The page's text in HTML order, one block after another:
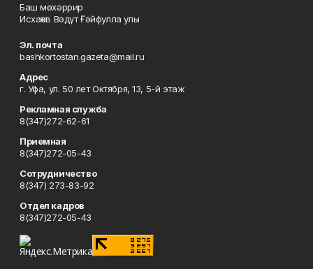
Баш мөхәррир
Исхаҡов Вәдүт Ғәйфулла улы
Эл. почта
bashkortostan.gazeta@mail.ru
Адрес
г. Уфа, ул. 50 лет Октября, 13, 5-й этаж
Рекламная служба
8(347)272-62-61
Приемная
8(347)272-05-43
Сотрудничество
8(347) 273-83-92
Отдел кадров
8(347)272-05-43